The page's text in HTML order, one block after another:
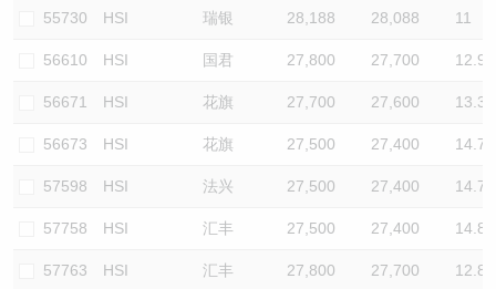
55730 HSI 瑞银 28,188 28,088 11
56610 HSI 国君 27,800 27,700 12.9
56671 HSI 花旗 27,700 27,600 13.3
56673 HSI 花旗 27,500 27,400 14.7
57598 HSI 法兴 27,500 27,400 14.7
57758 HSI 汇丰 27,500 27,400 14.8
57763 HSI 汇丰 27,800 27,700 12.8